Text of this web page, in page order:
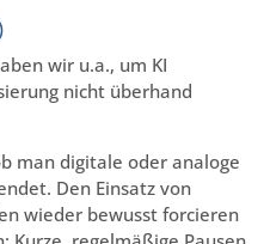
wir u.a., um KI
nicht überhand
man digitale oder analoge
Den Einsatz von
wieder bewusst forcieren